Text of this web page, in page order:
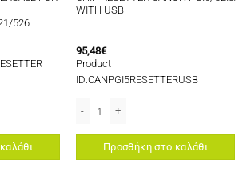
526
WITH USB
95,48€
Product
ID:CANPGI5RESETTERUSB
Προσθήκη στο καλάθι